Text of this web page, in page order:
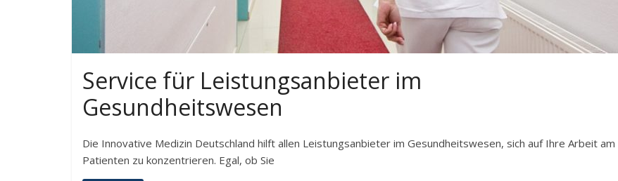
Service für Leistungsanbieter im
Gesundheitswesen
Die Innovative Medizin Deutschland hilft allen Leistungsanbieter im Gesundheitswesen, sich auf Ihre Arbeit am
Patienten zu konzentrieren. Egal, ob Sie